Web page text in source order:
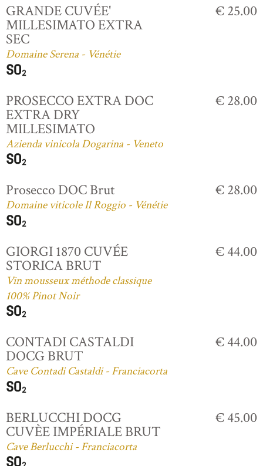
GRANDE CUVÉE'
MILLESIMATO EXTRA
SEC
Domaine Serena - Vénétie
€ 25.00
PROSECCO EXTRA DOC
EXTRA DRY
MILLESIMATO
Azienda vinicola Dogarina - Veneto
€ 28.00
Prosecco DOC Brut
Domaine viticole Il Roggio - Vénétie
€ 28.00
GIORGI 1870 CUVÉE
STORICA BRUT
Vin mousseux méthode classique
100% Pinot Noir
€ 44.00
CONTADI CASTALDI
DOCG BRUT
Cave Contadi Castaldi - Franciacorta
€ 44.00
BERLUCCHI DOCG
CUVÈE IMPÉRIALE BRUT
Cave Berlucchi - Franciacorta
€ 45.00